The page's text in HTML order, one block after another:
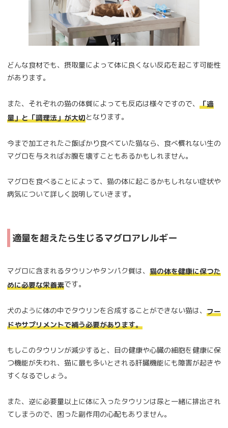
どんな食材でも、摂取量によって体に良くない反応を起こす可能性
があります。
また、それぞれの猫の体質によっても反応は様々ですので、 「適
量」と「調理法」が大切となります。
今まで加工されたご飯ばかり食べていた猫なら、食べ慣れない生の
マグロを与えればお腹を壊すこともあるかもしれません。
マグロを食べることによって、猫の体に起こるかもしれない症状や
病気について詳しく説明していきます。
適量を超えたら生じるマグロアレルギー
マグロに含まれるタウリンやタンパク質は、 猫の体を健康に保つた
めに必要な栄養素です。
犬のように体の中でタウリンを合成することができない猫は、 フー
ドやサプリメントで補う必要があります。
もしこのタウリンが減少すると、目の健康や心臓の細胞を健康に保
つ機能が失われ、猫に最も多いとされる肝臓機能にも障害が起きや
すくなるでしょう。
また、逆に必要量以上に体に入ったタウリンは尿と一緒に排出され
てしまうので、困った副作用の心配もありません。